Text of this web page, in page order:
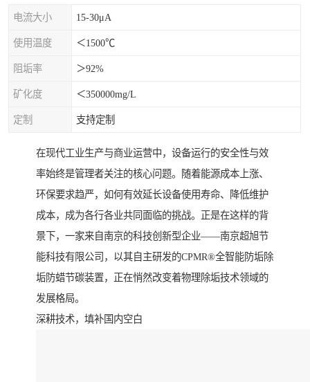
电流大小 15-30μA
使用温度 ＜1500℃
阻垢率 ＞92%
矿化度 ＜350000mg/L
定制 支持定制
在现代工业生产与商业运营中，设备运行的安全性与效
率始终是管理者关注的核心问题。随着能源成本上涨、
环保要求趋严，如何有效延长设备使用寿命、降低维护
成本，成为各行各业共同面临的挑战。正是在这样的背
景下，一家来自南京的科技创新型企业——南京超旭节
能科技有限公司，以其自主研发的CPMR®全智能防垢除
垢防蜡节碳装置，正在悄然改变着物理除垢技术领域的
发展格局。
深耕技术，填补国内空白